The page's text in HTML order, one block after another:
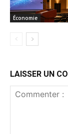
Économie
LAISSER UN